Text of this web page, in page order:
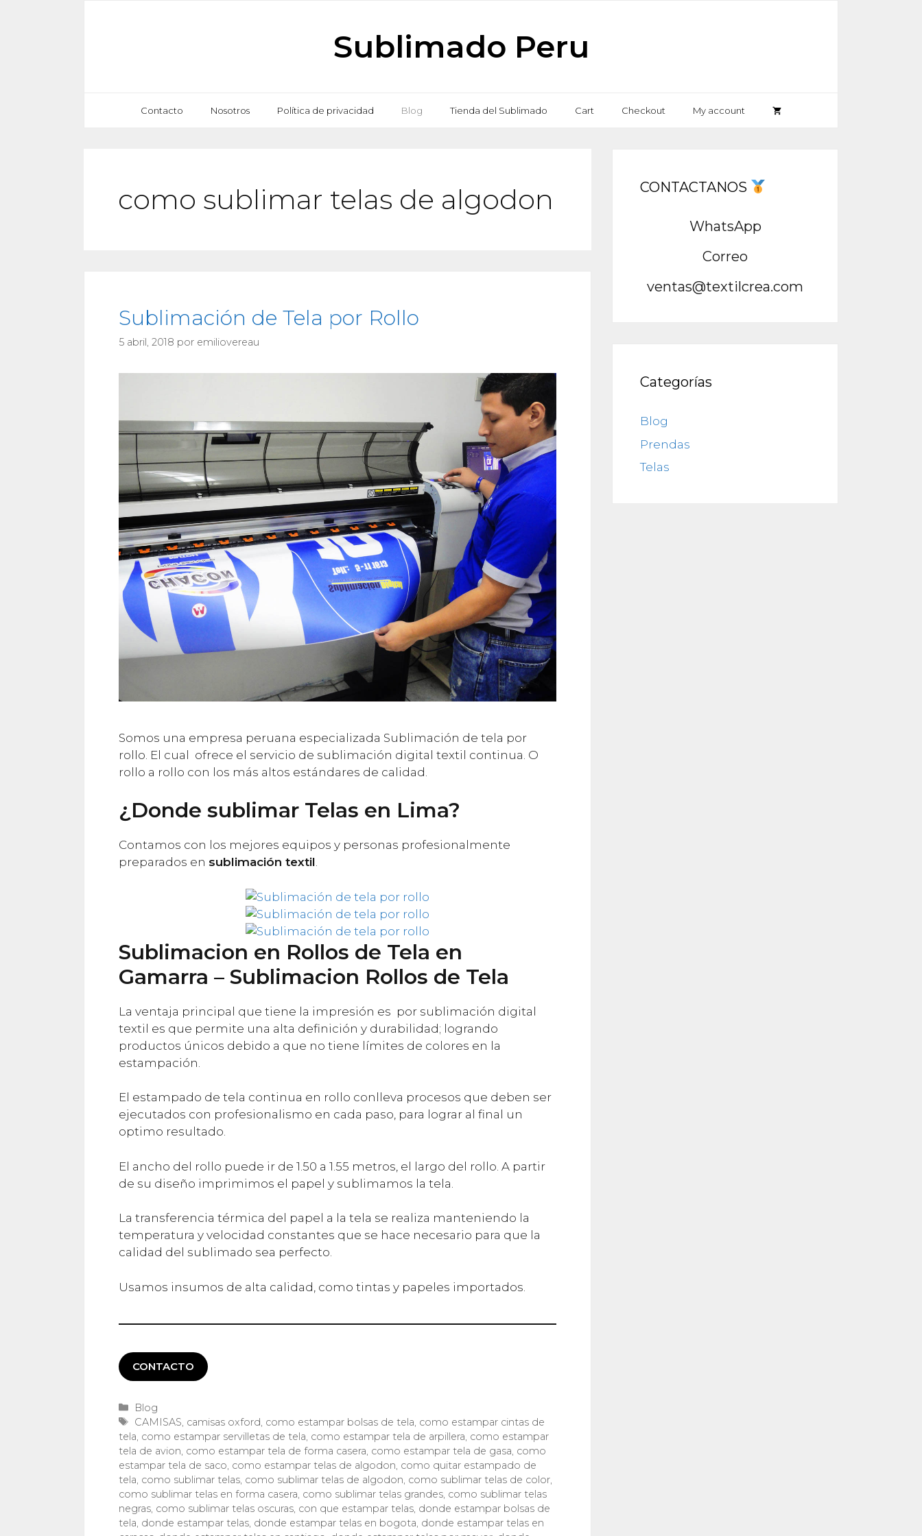
Sublimado Peru
Contacto Nosotros Política de privacidad Blog Tienda del Sublimado Cart Checkout My account
como sublimar telas de algodon
Sublimación de Tela por Rollo
5 abril, 2018 por emiliovereau
Somos una empresa peruana especializada Sublimación de tela por
rollo. El cual ofrece el servicio de sublimación digital textil continua. O
rollo a rollo con los más altos estándares de calidad.
¿Donde sublimar Telas en Lima?
Contamos con los mejores equipos y personas profesionalmente
preparados en sublimación textil.
Sublimacion en Rollos de Tela en
Gamarra – Sublimacion Rollos de Tela
La ventaja principal que tiene la impresión es por sublimación digital
textil es que permite una alta definición y durabilidad; logrando
productos únicos debido a que no tiene límites de colores en la
estampación.
El estampado de tela continua en rollo conlleva procesos que deben ser
ejecutados con profesionalismo en cada paso, para lograr al final un
optimo resultado.
El ancho del rollo puede ir de 1.50 a 1.55 metros, el largo del rollo. A partir
de su diseño imprimimos el papel y sublimamos la tela.
La transferencia térmica del papel a la tela se realiza manteniendo la
temperatura y velocidad constantes que se hace necesario para que la
calidad del sublimado sea perfecto.
Usamos insumos de alta calidad, como tintas y papeles importados.
CONTACTO
Categorías
Blog
Etiquetas
CAMISAS, camisas oxford, como estampar bolsas de tela, como estampar cintas de
tela, como estampar servilletas de tela, como estampar tela de arpillera, como estampar
tela de avion, como estampar tela de forma casera, como estampar tela de gasa, como
estampar tela de saco, como estampar telas de algodon, como quitar estampado de
tela, como sublimar telas, como sublimar telas de algodon, como sublimar telas de color,
como sublimar telas en forma casera, como sublimar telas grandes, como sublimar telas
negras, como sublimar telas oscuras, con que estampar telas, donde estampar bolsas de
tela, donde estampar telas, donde estampar telas en bogota, donde estampar telas en
CONTACTANOS
WhatsApp
Correo
ventas@textilcrea.com
Categorías
Blog
Prendas
Telas